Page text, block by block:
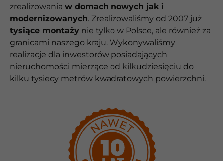
zrealizowania w domach nowych jak i
modernizowanych. Zrealizowaliśmy od 2007 już
tysiące montaży nie tylko w Polsce, ale również za
granicami naszego kraju. Wykonywaliśmy
realizacje dla inwestorów posiadających
nieruchomości mierzące od kilkudziesięciu do
kilku tysiecy metrów kwadratowych powierzchni.